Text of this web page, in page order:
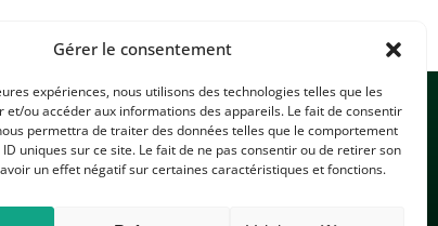
Gérer le consentement
expériences, nous utilisons des technologies telles que les
et/ou accéder aux informations des appareils. Le fait de consentir
permettra de traiter des données telles que le comportement
uniques sur ce site. Le fait de ne pas consentir ou de retirer son
un effet négatif sur certaines caractéristiques et fonctions.